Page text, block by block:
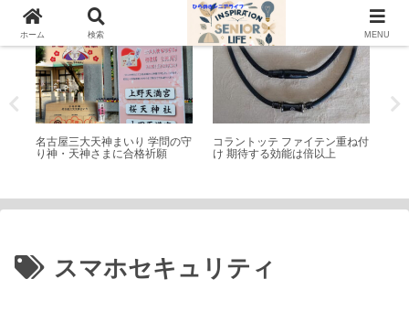
神社仏閣
名古屋三大天神まいり 学問の守
り神・天神さまに合格祈願
シニアライフ
コラントッテ ファイテン重ね付
け 期待する効能は倍以上
スマホセキュリティ
ホーム 検索 MENU